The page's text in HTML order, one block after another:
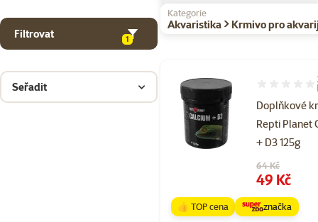
Filtrovat 1
Kategorie
Akvaristika > Krmivo pro
Seřadit
Doplňkové
Repti Planet
+ D3 125g
Hodnocení
Původní cena
64 Kč
Cena
49 Kč
👍 TOP cena značka